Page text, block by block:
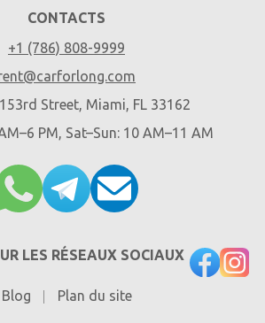
CONTACTS
+1 (786) 808-9999
Street, Miami, FL 33162
PM, Sat–Sun: 10 AM–11 AM
LES RÉSEAUX SOCIAUX
Blog Plan du site